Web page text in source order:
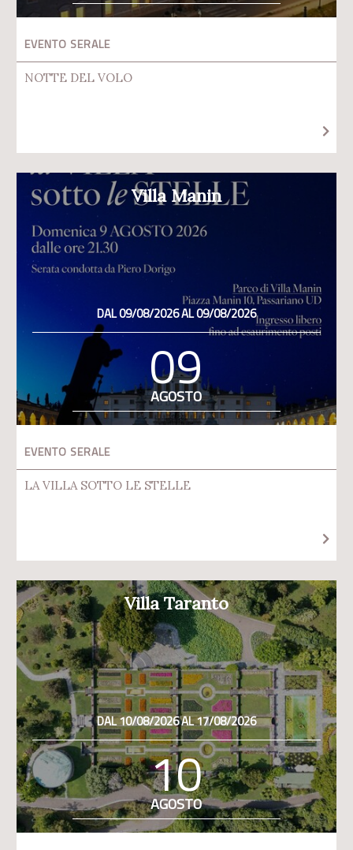
EVENTO SERALE
NOTTE DEL VOLO
Villa Manin
DAL 09/08/2026 AL 09/08/2026
09
AGOSTO
EVENTO SERALE
LA VILLA SOTTO LE STELLE
Villa Taranto
DAL 10/08/2026 AL 17/08/2026
10
AGOSTO